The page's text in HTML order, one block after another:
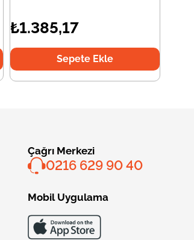
₺1.385,17
Sepete Ekle
Çağrı Merkezi
0216 629 90 40
Mobil Uygulama